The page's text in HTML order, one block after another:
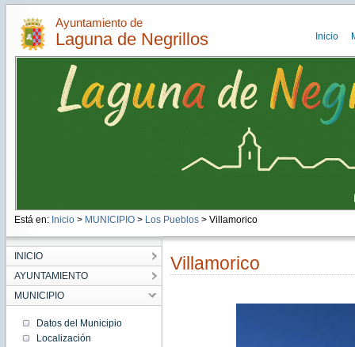
Ayuntamiento de
Laguna de Negrillos Inicio
Está en: Inicio > MUNICIPIO> Los Pueblos> Villamorico
INICIO
AYUNTAMIENTO
MUNICIPIO
Datos del Municipio
Localización
Villamorico